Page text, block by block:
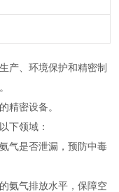
产、环境保护和精密制
精密设备。
下领域：
气是否泄漏，预防中毒
氨气排放水平，保障空